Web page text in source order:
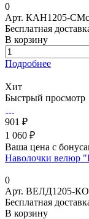
0
Арт. КАН1205-
Бесплатная
В корзину
Подробнее
Хит
Быстрый просмотр
901 ₽
1 060 ₽
Ваша цена с
Наволочки велюр
0
Арт. ВЕЛД1205-
Бесплатная
В корзину